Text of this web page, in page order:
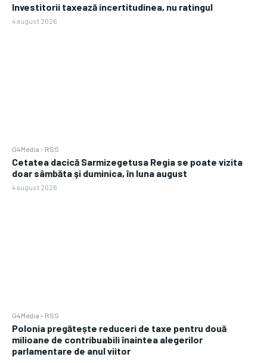
Investitorii taxează incertitudinea, nu ratingul
4 august 2026
G4Media - RSS
Cetatea dacică Sarmizegetusa Regia se poate vizita
doar sâmbăta şi duminica, în luna august
4 august 2026
G4Media - RSS
Polonia pregătește reduceri de taxe pentru două
milioane de contribuabili înaintea alegerilor
parlamentare de anul viitor